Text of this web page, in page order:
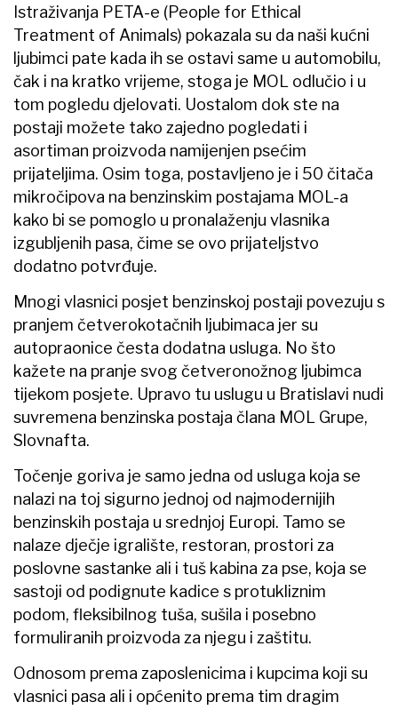
Istraživanja PETA-e (People for Ethical
Treatment of Animals) pokazala su da naši kućni
ljubimci pate kada ih se ostavi same u automobilu,
čak i na kratko vrijeme, stoga je MOL odlučio i u
tom pogledu djelovati. Uostalom dok ste na
postaji možete tako zajedno pogledati i
asortiman proizvoda namijenjen psećim
prijateljima. Osim toga, postavljeno je i 50 čitača
mikročipova na benzinskim postajama MOL-a
kako bi se pomoglo u pronalaženju vlasnika
izgubljenih pasa, čime se ovo prijateljstvo
dodatno potvrđuje.
Mnogi vlasnici posjet benzinskoj postaji povezuju s
pranjem četverokotačnih ljubimaca jer su
autopraonice česta dodatna usluga. No što
kažete na pranje svog četveronožnog ljubimca
tijekom posjete. Upravo tu uslugu u Bratislavi nudi
suvremena benzinska postaja člana MOL Grupe,
Slovnafta.
Točenje goriva je samo jedna od usluga koja se
nalazi na toj sigurno jednoj od najmodernijih
benzinskih postaja u srednjoj Europi. Tamo se
nalaze dječje igralište, restoran, prostori za
poslovne sastanke ali i tuš kabina za pse, koja se
sastoji od podignute kadice s protukliznim
podom, fleksibilnog tuša, sušila i posebno
formuliranih proizvoda za njegu i zaštitu.
Odnosom prema zaposlenicima i kupcima koji su
vlasnici pasa ali i općenito prema tim dragim